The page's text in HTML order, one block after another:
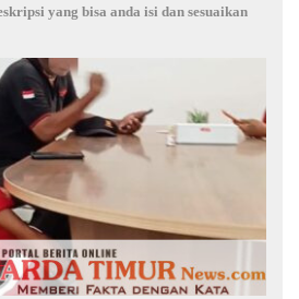
yang bisa anda isi dan sesuaikan